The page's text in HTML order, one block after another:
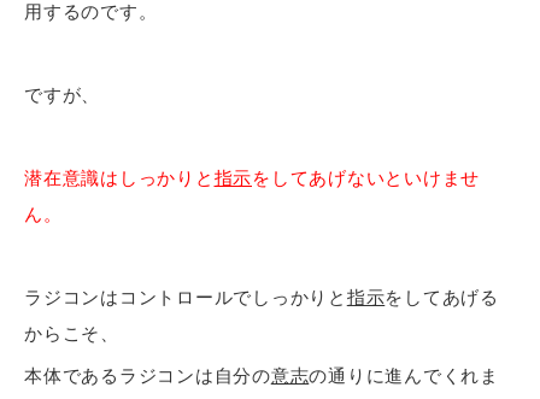
用するのです。
ですが、
潜在意識はしっかりと 指示をしてあげないといけませ
ん。
ラジコンはコントロールでしっかりと 指示をしてあげる
からこそ、
本体であるラジコンは自分の意志の通りに進んでくれま